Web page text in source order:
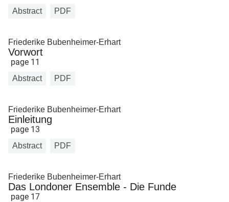
Abstract PDF
Friederike Bubenheimer-Erhart
Vorwort
page 11
Abstract PDF
Friederike Bubenheimer-Erhart
Einleitung
page 13
Abstract PDF
Friederike Bubenheimer-Erhart
Das Londoner Ensemble - Die Funde
page 17